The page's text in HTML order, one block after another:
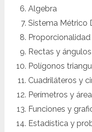
Algebra
Sistema Métrico
Proporcionalidad
Rectas y ángulos
Polígonos
Cuadriláteros y
Perímetros y
Funciones y
Estadística y